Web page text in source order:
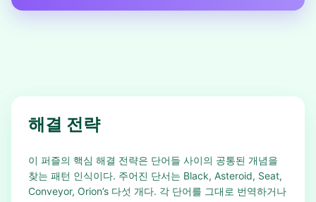
해결 전략
이 퍼즐의 핵심 해결 전략은 단어들 사이의 공통된 개념을
찾는 패턴 인식이다. 주어진 단서는 Black, Asteroid, Seat,
Conveyor, Orion’s 다섯 개다. 각 단어를 그대로 번역하거나